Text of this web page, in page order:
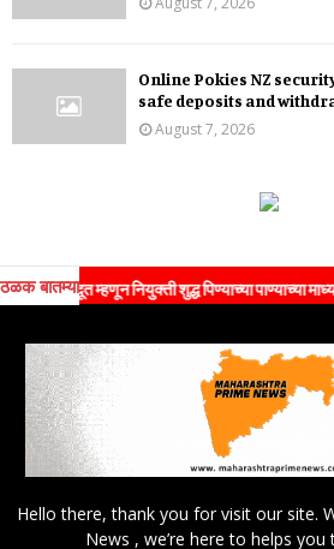
Online Pokies NZ
safe deposits and
August 7, 2026
ठळक बातम्या
म्हणून नियुक्ती शुद्ध पिण्याच्या पाण्याच्या माध्यमातून
Hello there, thank you for visit our site.
News , we’re here to helps